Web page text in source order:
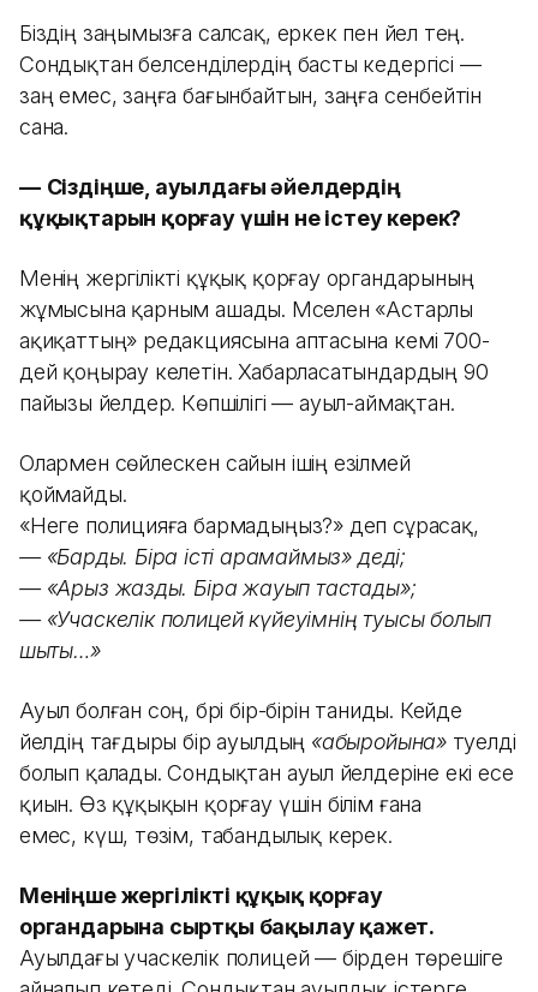
Біздің заңымызға салсақ, еркек пен әйел тең.
Сондықтан белсенділердің басты кедергісі —
заң емес, заңға бағынбайтын, заңға сенбейтін
сана.
— Сіздіңше, ауылдағы әйелдердің
құқықтарын қорғау үшін не істеу керек?
Менің жергілікті құқық қорғау органдарының
жұмысына қарным ашады. Мәселен «Астарлы
ақиқаттың» редакциясына аптасына кемі 700-
дей қоңырау келетін. Хабарласатындардың 90
пайызы әйелдер. Көпшілігі — ауыл-аймақтан.
Олармен сөйлескен сайын ішің езілмей
қоймайды.
«Неге полицияға бармадыңыз?» деп сұрасақ,
— «Бардық. Бірақ істі қарамаймыз» деді;
— «Арыз жаздық. Бірақ жауып тастады»;
— «Учаскелік полицей күйеуімнің туысы болып
шықты…»
Ауыл болған соң, бәрі бір-бірін таниды. Кейде
әйелдің тағдыры бір ауылдың «абыройына» тәуелді
болып қалады. Сондықтан ауыл әйелдеріне екі есе
қиын. Өз құқықын қорғау үшін білім ғана
емес, күш, төзім, табандылық керек.
Меніңше жергілікті құқық қорғау
органдарына сыртқы бақылау қажет.
Ауылдағы учаскелік полицей — бірден төрешіге